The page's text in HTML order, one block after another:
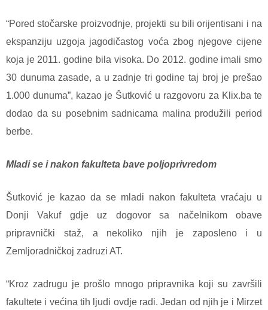
“Pored stočarske proizvodnje, projekti su bili orijentisani i na
ekspanziju uzgoja jagodičastog voća zbog njegove cijene
koja je 2011. godine bila visoka. Do 2012. godine imali smo
30 dunuma zasade, a u zadnje tri godine taj broj je prešao
1.000 dunuma”, kazao je Šutković u razgovoru za Klix.ba te
dodao da su posebnim sadnicama malina produžili period
berbe.
Mladi se i nakon fakulteta bave poljoprivredom
Šutković je kazao da se mladi nakon fakulteta vraćaju u
Donji Vakuf gdje uz dogovor sa načelnikom obave
pripravnički staž, a nekoliko njih je zaposleno i u
Zemljoradničkoj zadruzi AT.
“Kroz zadrugu je prošlo mnogo pripravnika koji su završili
fakultete i većina tih ljudi ovdje radi. Jedan od njih je i Mirzet